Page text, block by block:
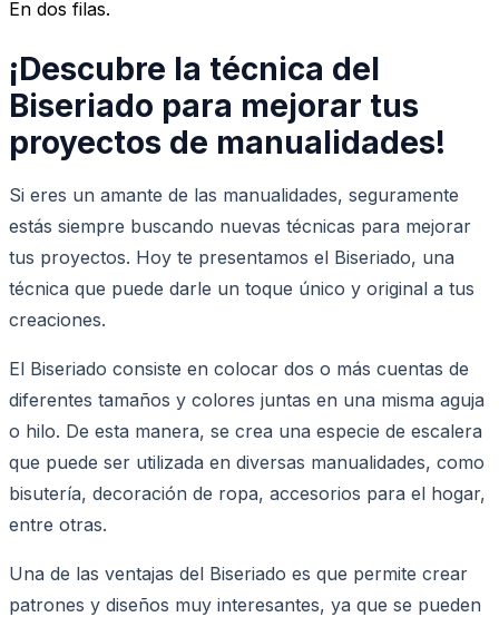
En dos filas.
¡Descubre la técnica del
Biseriado para mejorar tus
proyectos de manualidades!
Si eres un amante de las manualidades, seguramente
estás siempre buscando nuevas técnicas para mejorar
tus proyectos. Hoy te presentamos el Biseriado, una
técnica que puede darle un toque único y original a tus
creaciones.
El Biseriado consiste en colocar dos o más cuentas de
diferentes tamaños y colores juntas en una misma aguja
o hilo. De esta manera, se crea una especie de escalera
que puede ser utilizada en diversas manualidades, como
bisutería, decoración de ropa, accesorios para el hogar,
entre otras.
Una de las ventajas del Biseriado es que permite crear
patrones y diseños muy interesantes, ya que se pueden